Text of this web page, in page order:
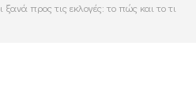
ξανά προς τις εκλογές: το πώς και το τι